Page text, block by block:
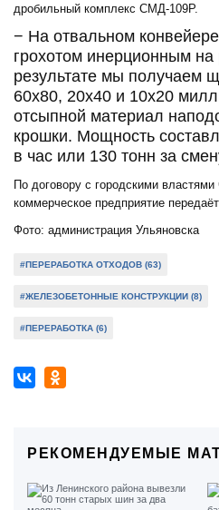
дробильный комплекс СМД-109Р.
− На отвальном
грохотом инерционным
результате мы получаем
60х80, 20х40 и 10х20
отсыпной материал
крошки. Мощность
в час или 130 тонн за
По договору с городскими
коммерческое предприятие
Фото: администрация Ульяновска
#ПЕРЕРАБОТКА ОТХОДОВ (63)
#ЖЕЛЕЗОБЕТОННЫЕ КОНСТРУКЦИИ (8)
#ПЕРЕРАБОТКА (6)
РЕКОМЕНДУЕМЫЕ